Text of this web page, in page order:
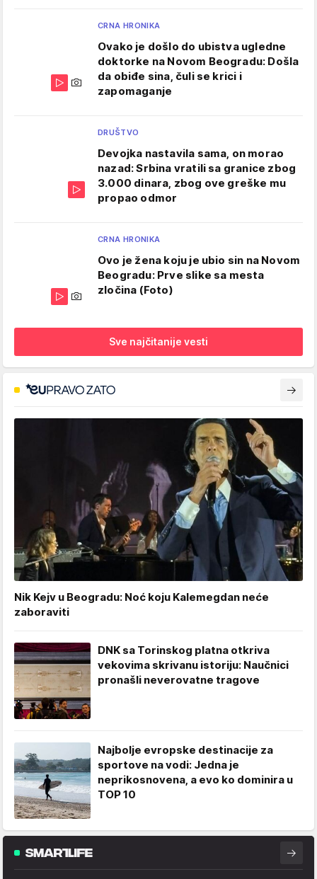
CRNA HRONIKA
Ovako je došlo do ubistva ugledne
doktorke na Novom Beogradu: Došla
da obiđe sina, čuli se krici i
zapomaganje
DRUŠTVO
Devojka nastavila sama, on morao
nazad: Srbina vratili sa granice zbog
3.000 dinara, zbog ove greške mu
propao odmor
CRNA HRONIKA
Ovo je žena koju je ubio sin na Novom
Beogradu: Prve slike sa mesta
zločina (Foto)
Sve najčitanije vesti
Nik Kejv u Beogradu: Noć koju Kalemegdan neće
zaboraviti
DNK sa Torinskog platna otkriva
vekovima skrivanu istoriju: Naučnici
pronašli neverovatne tragove
Najbolje evropske destinacije za
sportove na vodi: Jedna je
neprikosnovena, a evo ko dominira u
TOP 10